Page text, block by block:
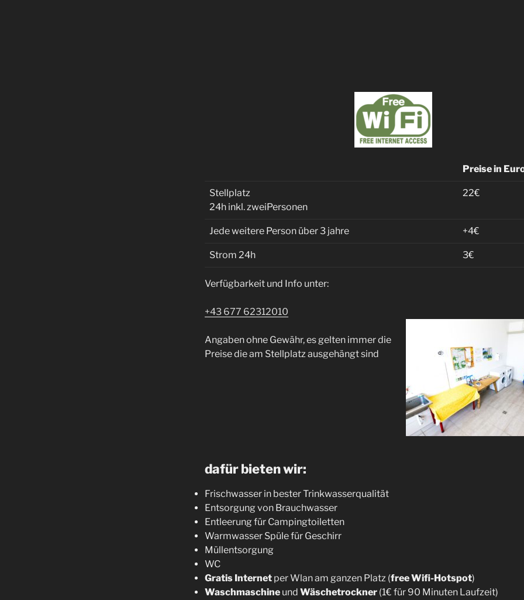
Preise in
Stellplatz
24h inkl. zweiPersonen
22€
Jede weitere Person über 3 jahre +4€
Strom 24h 3€
Verfügbarkeit und Info unter:
+43 677 62312010
Angaben ohne Gewähr, es gelten immer die
Preise die am Stellplatz ausgehängt sind
dafür bieten wir:
Frischwasser in bester Trinkwasserqualität
Entsorgung von Brauchwasser
Entleerung für Campingtoiletten
Warmwasser Spüle für Geschirr
Müllentsorgung
WC
Gratis Internet per Wlan am ganzen Platz (free Wifi-Hotspot)
Waschmaschine und Wäschetrockner (1€ für 90 Minuten Laufzeit)